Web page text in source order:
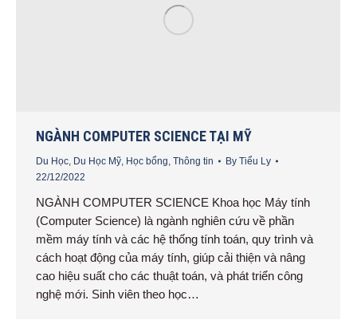
NGÀNH COMPUTER SCIENCE TẠI MỸ
Du Học, Du Học Mỹ, Học bổng, Thông tin By Tiểu Ly
22/12/2022
NGÀNH COMPUTER SCIENCE Khoa học Máy tính
(Computer Science) là ngành nghiên cứu về phần
mềm máy tính và các hệ thống tính toán, quy trình và
cách hoạt động của máy tính, giúp cải thiện và nâng
cao hiệu suất cho các thuật toán, và phát triển công
nghệ mới. Sinh viên theo học…